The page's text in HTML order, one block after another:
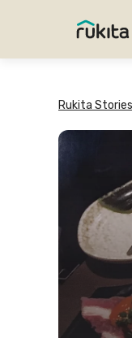
Rukita Stories